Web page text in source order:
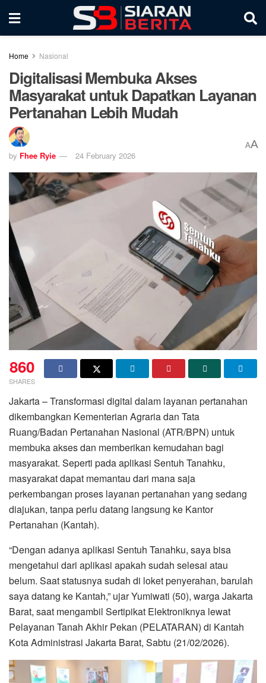
Home Nasional
Digitalisasi Membuka Akses
Masyarakat untuk Dapatkan Layanan
Pertanahan Lebih Mudah
by Fhee Ryie 24 February 2026
AA
860
SHARES
Jakarta – Transformasi digital dalam layanan pertanahan
dikembangkan Kementerian Agraria dan Tata
Ruang/Badan Pertanahan Nasional (ATR/BPN) untuk
membuka akses dan memberikan kemudahan bagi
masyarakat. Seperti pada aplikasi Sentuh Tanahku,
masyarakat dapat memantau dari mana saja
perkembangan proses layanan pertanahan yang sedang
diajukan, tanpa perlu datang langsung ke Kantor
Pertanahan (Kantah).
“Dengan adanya aplikasi Sentuh Tanahku, saya bisa
mengetahui dari aplikasi apakah sudah selesai atau
belum. Saat statusnya sudah di loket penyerahan, barulah
saya datang ke Kantah,” ujar Yumiwati (50), warga Jakarta
Barat, saat mengambil Sertipikat Elektroniknya lewat
Pelayanan Tanah Akhir Pekan (PELATARAN) di Kantah
Kota Administrasi Jakarta Barat, Sabtu (21/02/2026).